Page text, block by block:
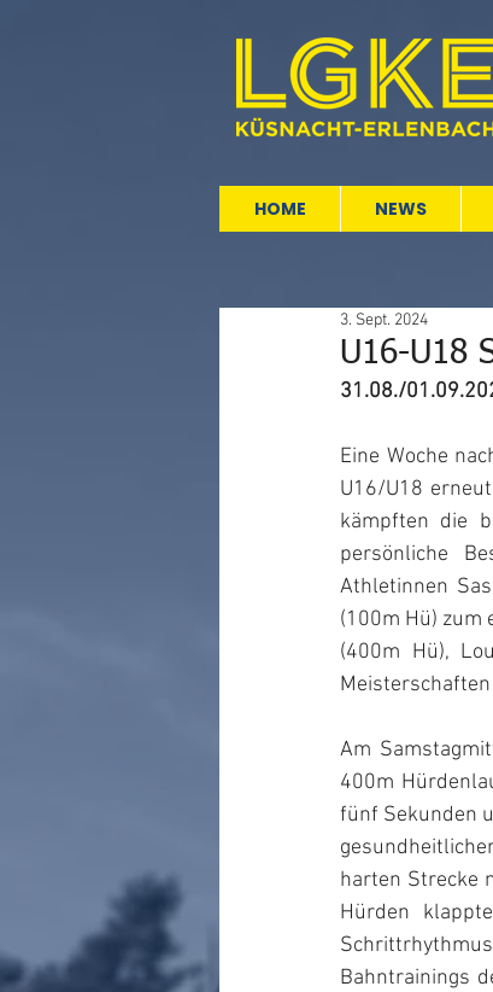
HOME NEWS
U16-U18
3. Sept. 2024
31.08./
Eine Woche
U16/U18
kämpften die
persönliche
Athletinnen
(100m Hü) zum
(400m Hü),
Am
400m
fünf Sekunden
harten Strecke
Hürden
Bahntrainings